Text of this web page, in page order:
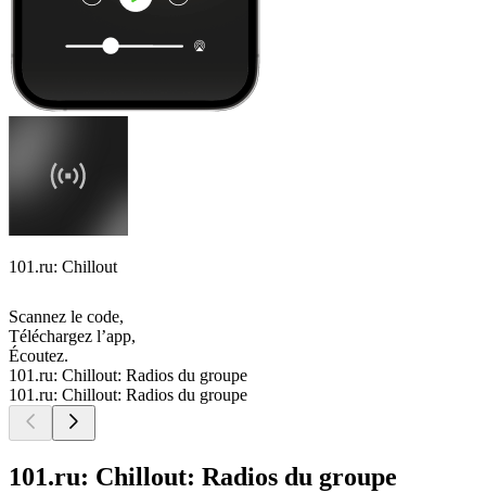
101.ru: Chillout
Scannez le code,
Téléchargez l’app,
Écoutez.
101.ru: Chillout: Radios du groupe
101.ru: Chillout: Radios du groupe
101.ru: Chillout: Radios du groupe